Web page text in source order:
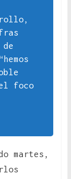
foco
martes,